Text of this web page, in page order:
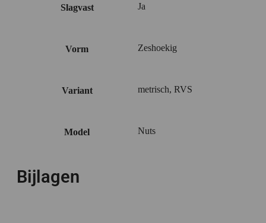
Slagvast Ja
Vorm Zeshoekig
Variant metrisch, RVS
Model Nuts
Bijlagen